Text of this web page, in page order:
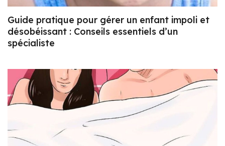
Guide pratique pour gérer un enfant impoli et
désobéissant : Conseils essentiels d’un
spécialiste